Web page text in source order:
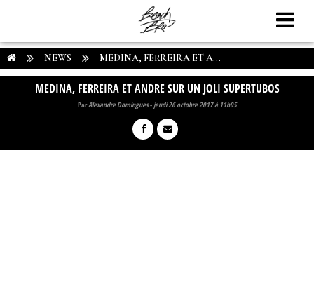
NEWS MEDINA, FERREIRA ET A...
MEDINA, FERREIRA ET ANDRE SUR UN JOLI SUPERTUBOS
ParAlexandre Domingues-jeudi 26 octobre 2017 à 11h05